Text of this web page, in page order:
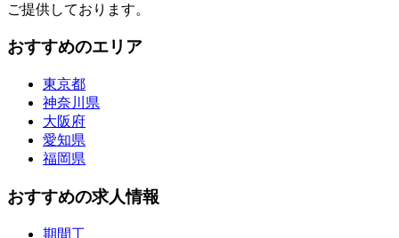
ご提供しております。
おすすめのエリア
東京都
神奈川県
大阪府
愛知県
福岡県
おすすめの求人情報
期間工